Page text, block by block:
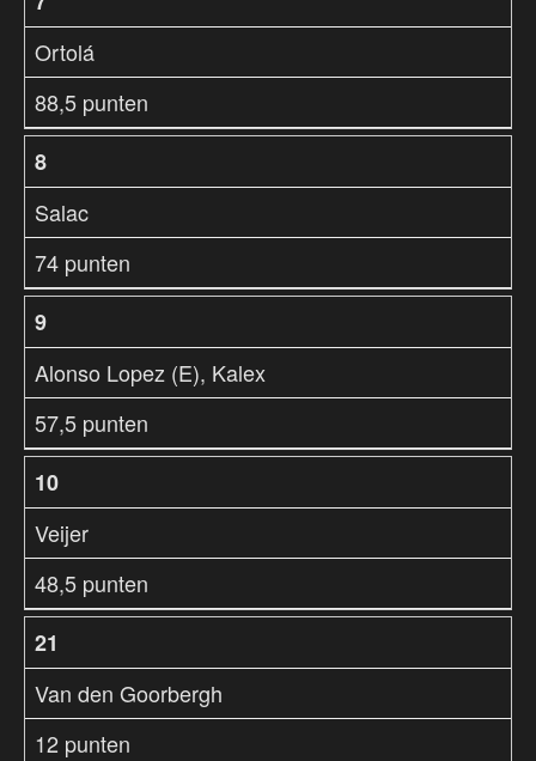
Ortolá
88,5 punten
8
Salac
74 punten
9
Alonso Lopez (E), Kalex
57,5 punten
10
Veijer
48,5 punten
21
Van den Goorbergh
12 punten